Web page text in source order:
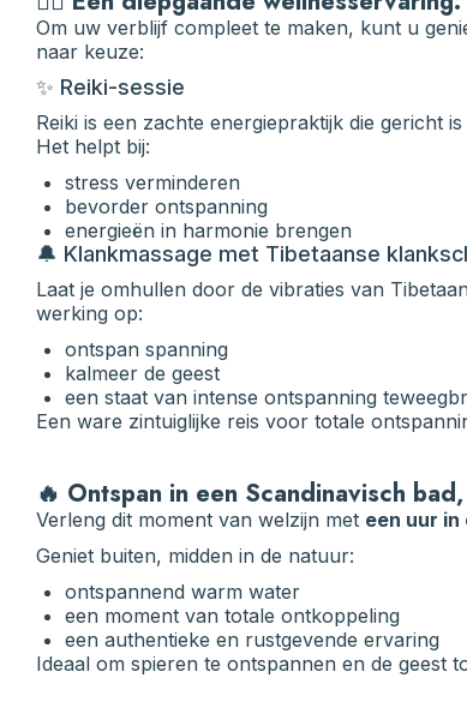
Om uw verblijf compleet te maken, kunt u
naar keuze:
✨ Reiki-sessie
Reiki is een zachte energiepraktijk die gericht
Het helpt bij:
stress verminderen
bevorder ontspanning
energieën in harmonie brengen
🔔 Klankmassage met Tibetaanse
Laat je omhullen door de vibraties van
werking op:
ontspan spanning
kalmeer de geest
een staat van intense ontspanning
Een ware zintuiglijke reis voor totale
🔥 Ontspan in een Scandinavisch
Verleng dit moment van welzijn met een uur
Geniet buiten, midden in de natuur:
ontspannend warm water
een moment van totale ontkoppeling
een authentieke en rustgevende ervaring
Ideaal om spieren te ontspannen en de geest